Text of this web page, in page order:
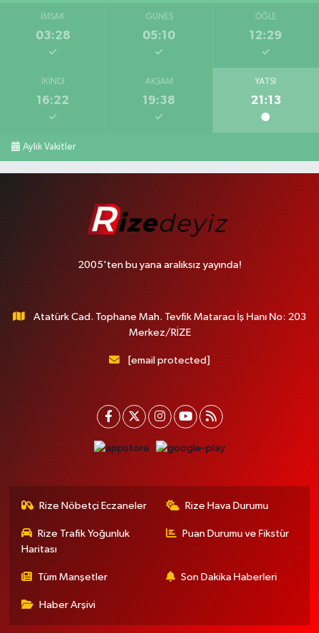
İMSAK
03:28
GÜNEŞ
05:10
ÖĞLE
12:29
İKINDI
16:22
AKŞAM
19:38
YATSI
21:13
Aylık Vakitler
2005'ten bu yana aralıksız yayında!
Atatürk Cad. Tophane Mah. Tevfik Mataracı İş Hanı No: 203
Merkez/RİZE
[email protected]
Rize Nöbetçi Eczaneler Rize Hava Durumu
Rize Trafik Yoğunluk
Haritası
Puan Durumu ve Fikstür
Tüm Manşetler Son Dakika Haberleri
Haber Arşivi